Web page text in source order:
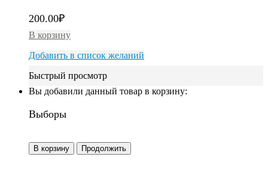
200.00₽
В корзину
Добавить в список желаний
Быстрый просмотр
Вы добавили данный товар в корзину:
Выборы
В корзину Продолжить